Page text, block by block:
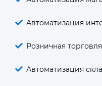
Автоматизация
Розничная торговля
Автоматизация